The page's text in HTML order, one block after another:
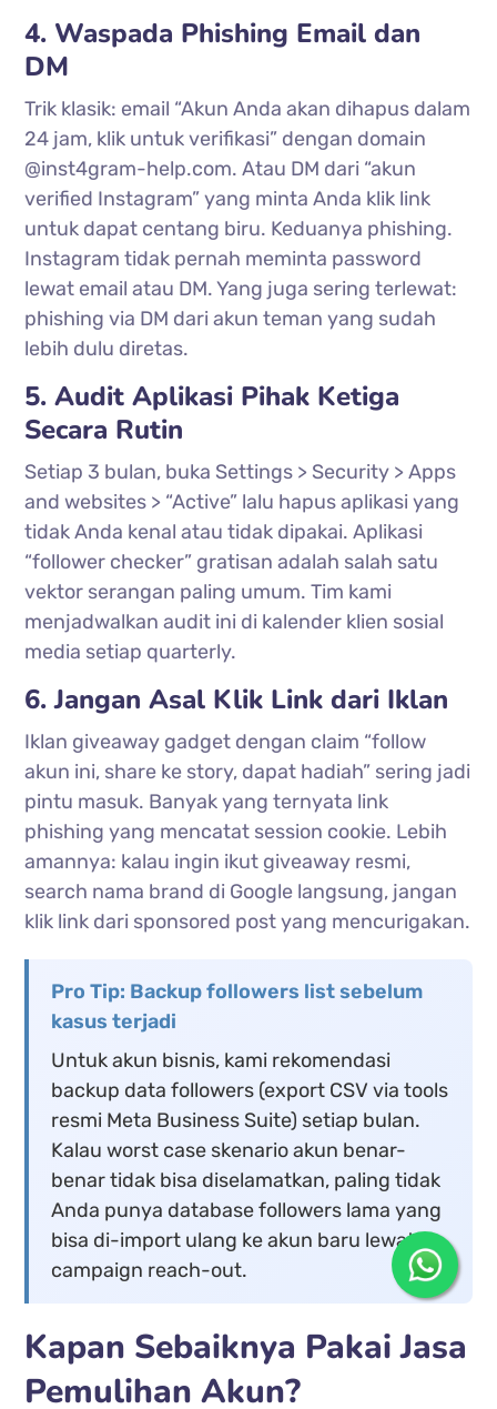
4. Waspada Phishing Email dan
DM
Trik klasik: email “Akun Anda akan dihapus dalam
24 jam, klik untuk verifikasi” dengan domain
@inst4gram-help.com. Atau DM dari “akun
verified Instagram” yang minta Anda klik link
untuk dapat centang biru. Keduanya phishing.
Instagram tidak pernah meminta password
lewat email atau DM. Yang juga sering terlewat:
phishing via DM dari akun teman yang sudah
lebih dulu diretas.
5. Audit Aplikasi Pihak Ketiga
Secara Rutin
Setiap 3 bulan, buka Settings > Security > Apps
and websites > “Active” lalu hapus aplikasi yang
tidak Anda kenal atau tidak dipakai. Aplikasi
“follower checker” gratisan adalah salah satu
vektor serangan paling umum. Tim kami
menjadwalkan audit ini di kalender klien sosial
media setiap quarterly.
6. Jangan Asal Klik Link dari Iklan
Iklan giveaway gadget dengan claim “follow
akun ini, share ke story, dapat hadiah” sering jadi
pintu masuk. Banyak yang ternyata link
phishing yang mencatat session cookie. Lebih
amannya: kalau ingin ikut giveaway resmi,
search nama brand di Google langsung, jangan
klik link dari sponsored post yang mencurigakan.
Pro Tip: Backup followers list sebelum
kasus terjadi
Untuk akun bisnis, kami rekomendasi
backup data followers (export CSV via tools
resmi Meta Business Suite) setiap bulan.
Kalau worst case skenario akun benar-
benar tidak bisa diselamatkan, paling tidak
Anda punya database followers lama yang
bisa di-import ulang ke akun baru lewat
campaign reach-out.
Kapan Sebaiknya Pakai Jasa
Pemulihan Akun?